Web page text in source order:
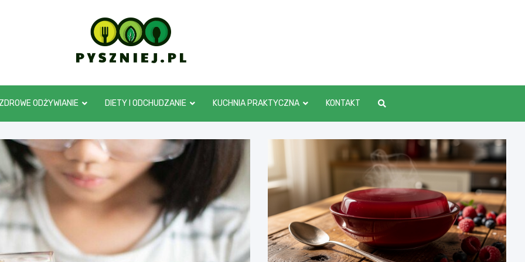
pyszniej.pl
ZDROWE ODŻYWIANIE DIETY I ODCHUDZANIE KUCHNIA PRAKTYCZNA KONTAKT